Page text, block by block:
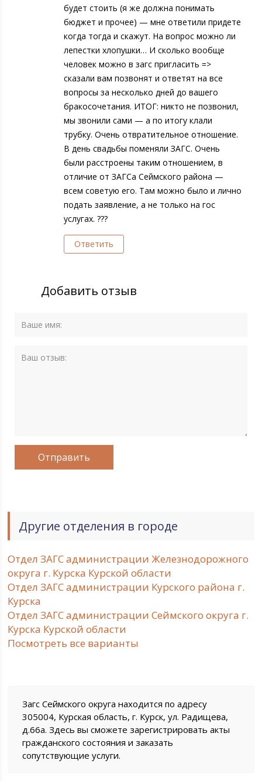
будет стоить (я же должна понимать
бюджет и прочее) — мне ответили придете
когда тогда и скажут. На вопрос можно ли
лепестки хлопушки… И сколько вообще
человек можно в загс пригласить =>
сказали вам позвонят и ответят на все
вопросы за несколько дней до вашего
бракосочетания. ИТОГ: никто не позвонил,
мы звонили сами — а по итогу клали
трубку. Очень отвратительное отношение.
В день свадьбы поменяли ЗАГС. Очень
были расстроены таким отношением, в
отличие от ЗАГСа Сеймского района —
всем советую его. Там можно было и лично
подать заявление, а не только на гос
услугах. ???
Ответить
Добавить отзыв
Другие отделения в городе
Отдел ЗАГС администрации Железнодорожного
округа г. Курска Курской области
Отдел ЗАГС администрации Курского района г.
Курска
Отдел ЗАГС администрации Сеймского округа г.
Курска Курской области
Посмотреть все варианты
Загс Сеймского округа находится по адресу
305004, Курская область, г. Курск, ул. Радищева,
д.66а. Здесь вы сможете зарегистрировать акты
гражданского состояния и заказать
сопутствующие услуги.